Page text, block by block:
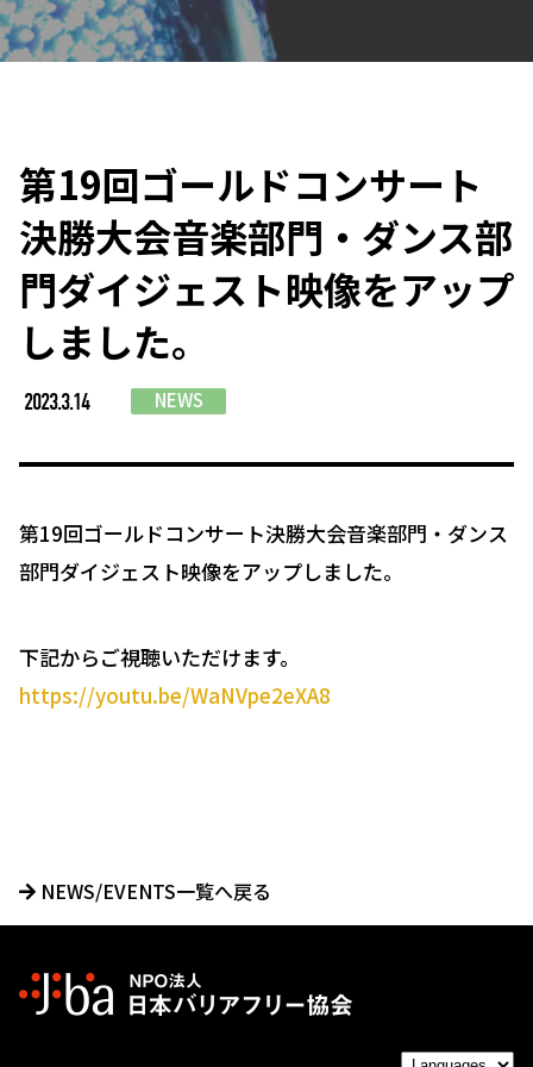
第19回ゴールドコンサート
決勝大会音楽部門・ダンス部
門ダイジェスト映像をアップ
しました。
2023.3.14 NEWS
第19回ゴールドコンサート決勝大会音楽部門・ダンス
部門ダイジェスト映像をアップしました。
下記からご視聴いただけます。
https://youtu.be/WaNVpe2eXA8
NEWS/EVENTS一覧へ戻る